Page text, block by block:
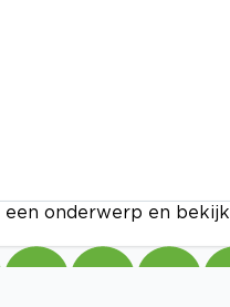
een onderwerp en